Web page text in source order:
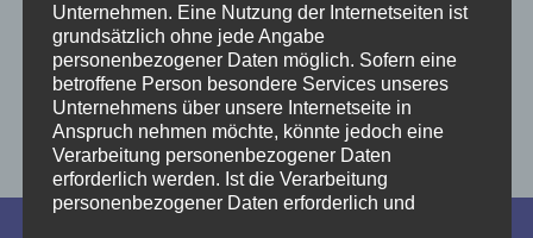
dem Spieltag war…
Unternehmen. Eine Nutzung der Internetseiten ist
grundsätzlich ohne jede Angabe
personenbezogener Daten möglich. Sofern eine
betroffene Person besondere Services unseres
Unternehmens über unsere Internetseite in
Anspruch nehmen möchte, könnte jedoch eine
Verarbeitung personenbezogener Daten
erforderlich werden. Ist die Verarbeitung
personenbezogener Daten erforderlich und